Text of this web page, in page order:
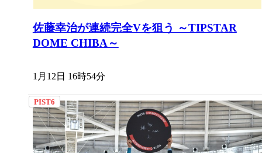
佐藤幸治が連続完全Vを狙う ～TIPSTAR
DOME CHIBA～
1月12日 16時54分